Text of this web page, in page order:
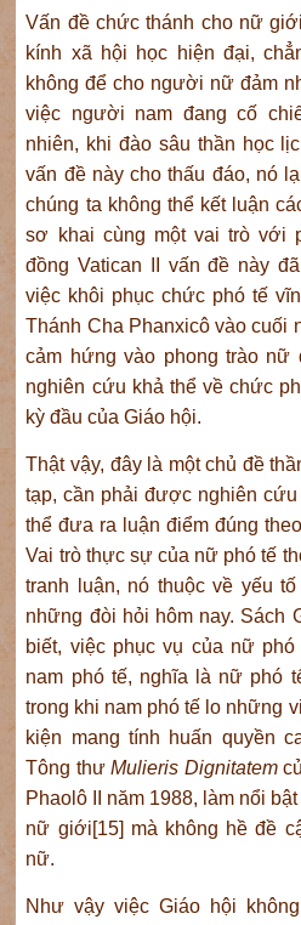
Vấn đề chức thánh cho nữ
kính xã hội học hiện đại,
không để cho người nữ đảm
việc người nam đang cố
nhiên, khi đào sâu thần học
vấn đề này cho thấu đáo, nó
chúng ta không thể kết luận
sơ khai cùng một vai trò với
đồng Vatican II vấn đề này
việc khôi phục chức phó tế
Thánh Cha Phanxicô vào cuối
cảm hứng vào phong trào nữ
nghiên cứu khả thể về chức
kỳ đầu của Giáo hội.
Thật vậy, đây là một chủ đề
tạp, cần phải được nghiên
thể đưa ra luận điểm đúng
Vai trò thực sự của nữ phó tế
tranh luận, nó thuộc về yếu
những đòi hỏi hôm nay. Sách
biết, việc phục vụ của nữ
nam phó tế, nghĩa là nữ phó
trong khi nam phó tế lo những
kiện mang tính huấn quyền
Tông thưMulieris Dignitatem
Phaolô II năm 1988, làm nổi
nữ giới[15] mà không hề đề
nữ.
Như vậy việc Giáo hội